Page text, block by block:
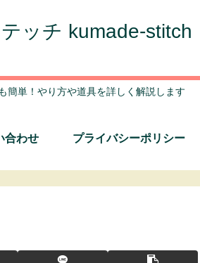
ッチ kumade-stitch
簡単！やり方や道具を詳しく解説します
合わせ プライバシーポリシー